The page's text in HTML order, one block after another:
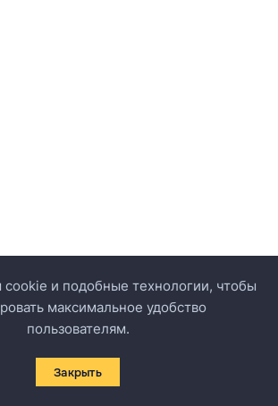
и подобные технологии, чтобы
максимальное удобство
пользователям.
Закрыть